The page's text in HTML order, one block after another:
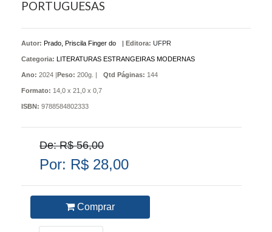
PORTUGUESAS
Autor: Prado, Priscila Finger do Editora: UFPR
Categoria: LITERATURAS ESTRANGEIRAS MODERNAS
Ano: 2024 | Peso: 200g. | Qtd Páginas: 144
Formato: 14,0 x 21,0 x 0,7
ISBN: 9788584802333
De: R$ 56,00
Por: R$ 28,00
Comprar